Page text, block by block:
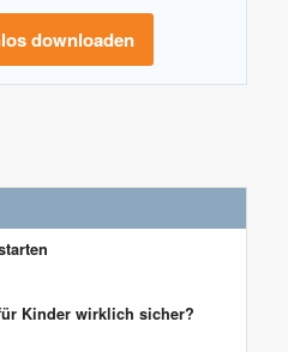
downloaden
Kinder wirklich sicher?